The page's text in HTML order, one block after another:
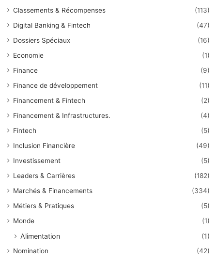
Classements & Récompenses
(113)
Digital Banking & Fintech
(47)
Dossiers Spéciaux
(16)
Economie
(1)
Finance
(9)
Finance de développement
(11)
Financement & Fintech
(2)
Financement & Infrastructures.
(4)
Fintech
(5)
Inclusion Financière
(49)
Investissement
(5)
Leaders & Carrières
(182)
Marchés & Financements
(334)
Métiers & Pratiques
(5)
Monde
(1)
Alimentation (1)
Nomination
(42)